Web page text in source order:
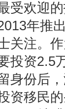
受欢迎
年推
关注。
投资2.5
身份后
资移民